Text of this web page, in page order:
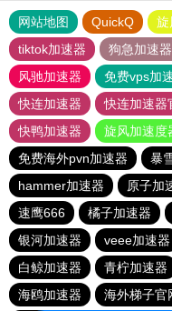
网站地图 QuickQ 旋
tiktok加速器
狗急加速
风驰加速器
免费vps加
快连加速器
快连加速器
快鸭加速器
旋风加速度
免费海外pvn加速器
暴
hammer加速器
原子加
速鹰666
橘子加速器
银河加速器
veee加速器
白鲸加速器
青柠加速器
海鸥加速器
海外梯子官